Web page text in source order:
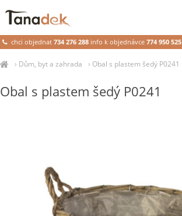
› Dům, byt a zahrada › Obal s plastem šedý P0241
Obal s plastem šedý P0241
chci objednat734 276 288 info k objednávce 774 950 525